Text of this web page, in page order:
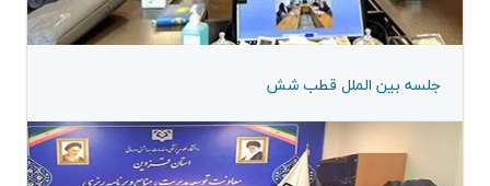
جلسه بین الملل قطب شش